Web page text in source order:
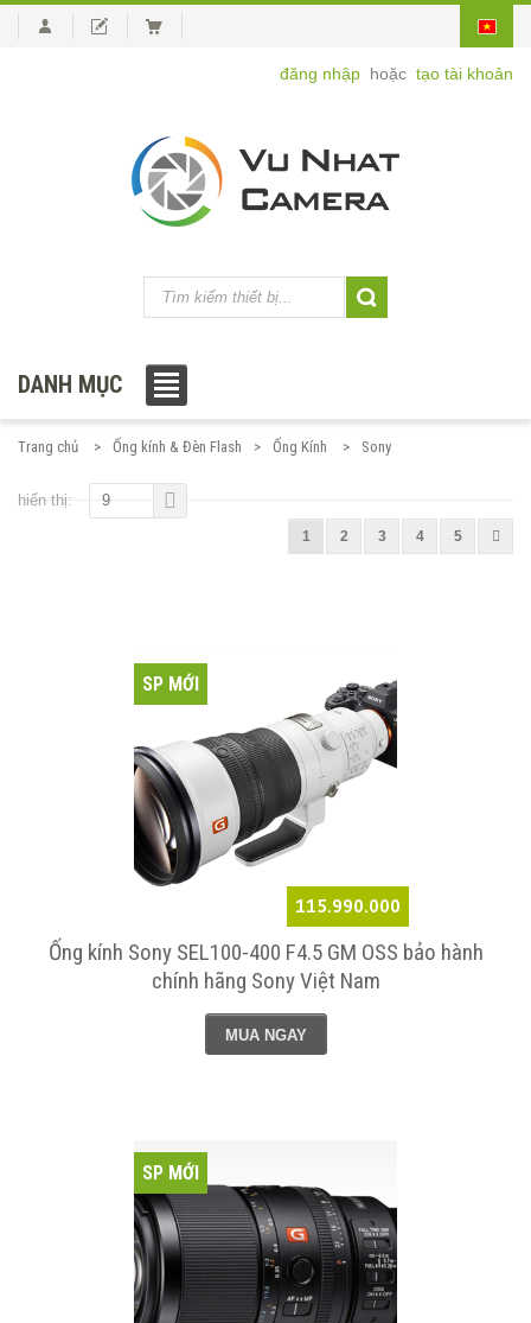
đăng nhập hoặc tạo tài khoản
DANH MỤC
Trang chủ Ống kính & Đèn Flash Ống Kính Sony
1 2 3 4 5
hiển thị: 9
115.990.000
SP MỚI
Ống kính Sony SEL100-400 F4.5 GM OSS bảo hành
chính hãng Sony Việt Nam
MUA NGAY
SP MỚI